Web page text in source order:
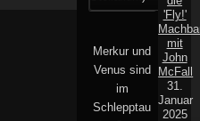
Merkur und
Venus sind
im
Schlepptau
'Fly!'
mit
John
McFall
31.
Januar
2025